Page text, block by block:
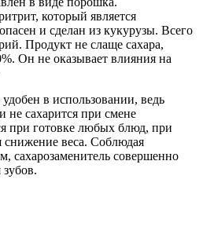
который является
и сделан из кукурузы. Всего
Продукт не слаще сахара,
Он не оказывает влияния на
в использовании, ведь
не сахарится при смене
при готовке любых блюд, при
снижение веса. Соблюдая
сахарозаменитель совершенно
зубов.